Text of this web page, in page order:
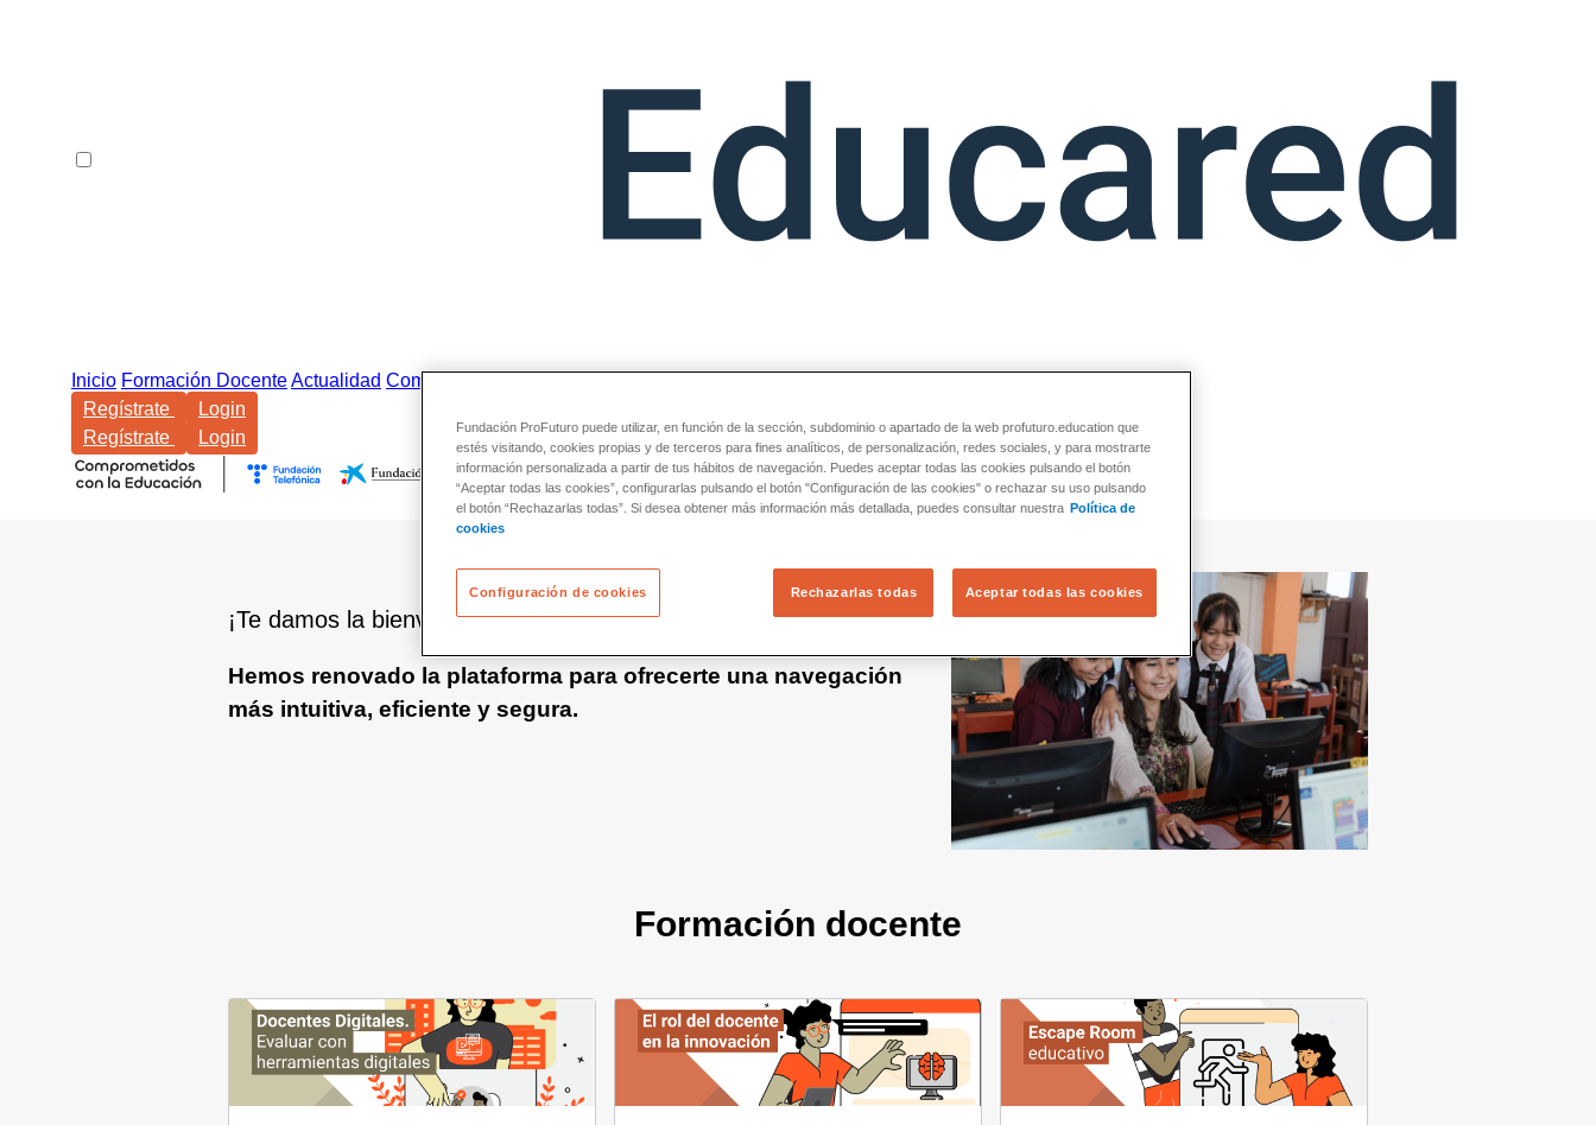
Inicio Formación DocenteActualidad Comunidad
Regístrate
Login
Regístrate
Login
¡Te damos la bienvenida a la nueva versión de Educared!
Hemos renovado la plataforma para ofrecerte una navegación
más intuitiva, eficiente y segura.
Formación docente
Fundación ProFuturo puede utilizar, en función de la sección, subdominio o apartado de la web profuturo.education que
estés visitando, cookies propias y de terceros para fines analíticos, de personalización, redes sociales, y para mostrarte
información personalizada a partir de tus hábitos de navegación. Puedes aceptar todas las cookies pulsando el botón
“Aceptar todas las cookies”, configurarlas pulsando el botón "Configuración de las cookies" o rechazar su uso pulsando
el botón “Rechazarlas todas”. Si desea obtener más información más detallada, puedes consultar nuestra Política de
cookies
Configuración de cookies Rechazarlas todas Aceptar todas las cookies